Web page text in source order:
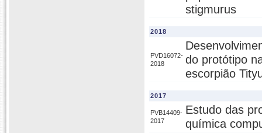
stigmurus
2018
PVD16072-
2018
do protótipo
escorpião
2017
PVB14409-
2017
Estudo das
química